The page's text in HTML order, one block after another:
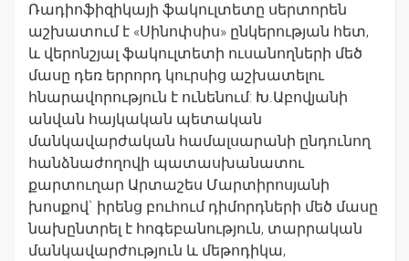
Ռադիոֆիզիկայի ֆակուլտետը սերտորեն
աշխատում է «Սինոփսիս» ընկերության հետ,
և վերոնշյալ ֆակուլտետի ուսանողների մեծ
մասը դեռ երրորդ կուրսից աշխատելու
հնարավորություն է ունենում: Խ.Աբովյանի
անվան հայկական պետական
մանկավարժական համալսարանի ընդունող
հանձնաժողովի պատասխանատու
քարտուղար Արտաշես Մարտիրոսյանի
խոսքով` իրենց բուհում դիմորդների մեծ մասը
նախընտրել է հոգեբանություն, տարրական
մանկավարժություն և մեթոդիկա,